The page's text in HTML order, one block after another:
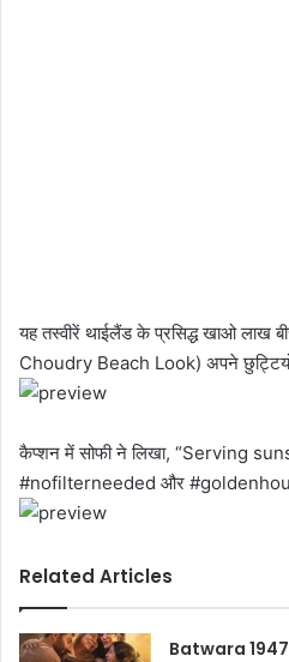
यह तस्वीरें थाईलैंड के प्रसिद्ध खाओ लाख
Choudry Beach Look) अपने
कैप्शन में सोफी ने लिखा, “Serving
#nofilterneeded और #goldenhour
Related Articles
Batwara 1947